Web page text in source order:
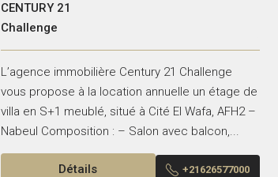
CENTURY 21
Challenge
L’agence immobilière Century 21 Challenge
vous propose à la location annuelle un étage de
villa en S+1 meublé, situé à Cité El Wafa, AFH2 –
Nabeul Composition : – Salon avec balcon,...
Détails +21626577000